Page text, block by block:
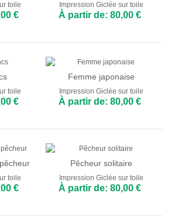
toile
€
Impression Giclée sur toile
À partir de: 80,00 €
toile
€
Femme japonaise
Impression Giclée sur toile
À partir de: 80,00 €
toile
€
Pêcheur solitaire
Impression Giclée sur toile
À partir de: 80,00 €